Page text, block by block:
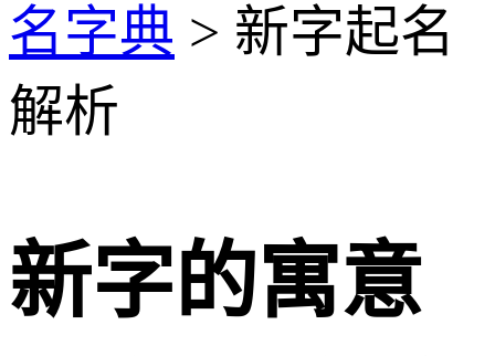
名字典 > 新字起名
解析
新字的寓意